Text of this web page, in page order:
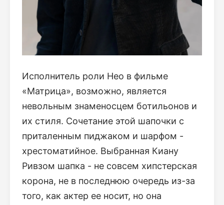
Исполнитель роли Нео в фильме
«Матрица», возможно, является
невольным знаменосцем ботильонов и
их стиля. Сочетание этой шапочки с
приталенным пиджаком и шарфом -
хрестоматийное. Выбранная Киану
Ривзом шапка - не совсем хипстерская
корона, не в последнюю очередь из-за
того, как актер ее носит, но она